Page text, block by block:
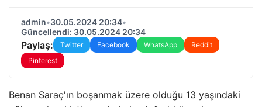
admin•30.05.2024 20:34•
Güncellendi: 30.05.2024 20:34
Paylaş: Twitter Facebook WhatsApp
Reddit
Pinterest
Benan Saraç'ın boşanmak üzere olduğu 13 yaşındaki